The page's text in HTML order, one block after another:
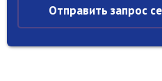
Отправить запрос